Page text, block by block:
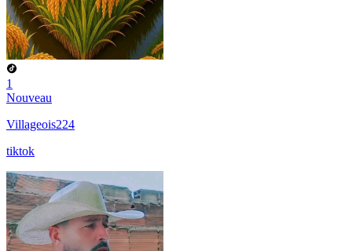
1
Nouveau
Villageois224
tiktok